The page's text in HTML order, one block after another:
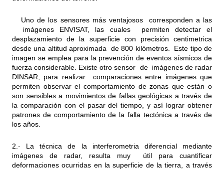
Uno de los sensores más ventajosos corresponden a las
imágenes ENVISAT, las cuales permiten detectar el
desplazamiento de la superficie con precisión centimetrica
desde una altitud aproximada de 800 kilómetros. Este tipo de
imagen se emplea para la prevención de eventos sísmicos de
fuerza considerable. Existe otro sensor de imágenes de radar
DINSAR, para realizar comparaciones entre imágenes que
permiten observar el comportamiento de zonas que están o
son sensibles a movimientos de fallas geológicas a través de
la comparación con el pasar del tiempo, y así lograr obtener
patrones de comportamiento de la falla tectónica a través de
los años.
2.- La técnica de la interferometria diferencial mediante
imágenes de radar, resulta muy útil para cuantificar
deformaciones ocurridas en la superficie de la tierra, a través